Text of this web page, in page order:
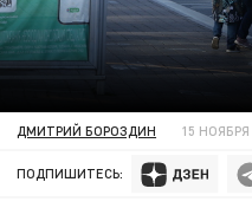
ДМИТРИЙ БОРОЗДИН 15 НОЯБРЯ
ПОДПИШИТЕСЬ: